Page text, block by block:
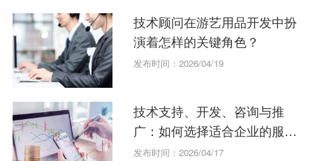
技术顾问在游艺用品开发中扮
演着怎样的关键角色？
发布时间：2026/04/19
技术支持、开发、咨询与推
广：如何选择适合企业的服务
模式？
发布时间：2026/04/17